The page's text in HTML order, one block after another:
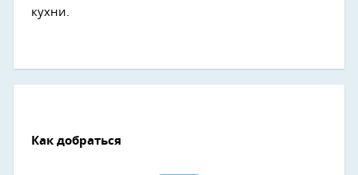
кухни.
Как добраться